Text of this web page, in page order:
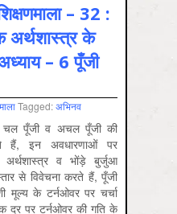
– 32 :
अर्थशास्त्र के
– 6 पूँजी
Tagged:अभिनव
चल पूँजी व अचल पूँजी की
हैं, इन अवधारणाओं पर
अर्थशास्त्र व भोंड़े बुर्जुआ
से विवेचना करते हैं, पूँजी
मूल्य के टर्नओवर पर चर्चा
दर पर टर्नओवर की गति के